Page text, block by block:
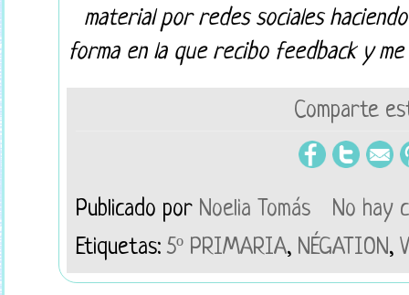
material por redes sociales
forma en la que recibo feedback y
Comparte
Publicado por Noelia Tomás
No hay
Etiquetas:5º PRIMARIA, NÉGATION,